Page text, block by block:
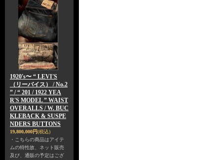
1920's〜 “ LEVI'S
（リーバイス） / No.2
” / “ 201 / 1922 YEA
R'S MODEL ” WAIST
OVERALLS / W. BUC
KLEBACK & SUSPE
NDERS BUTTONS
19,800,000円(税込)
・こちらの商品はアイテ
ムの特性故、ネット販売
及び、通販の予定はござ